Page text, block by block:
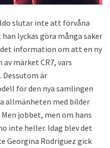
slutar inte att förvåna
lyckas göra många saker
information om att en ny
märket CR7, vars
Dessutom är
för den nya samlingen
allmänheten med bilder
jobbet, men om hans
inte heller. Idag blev det
Georgina Rodriguez gick